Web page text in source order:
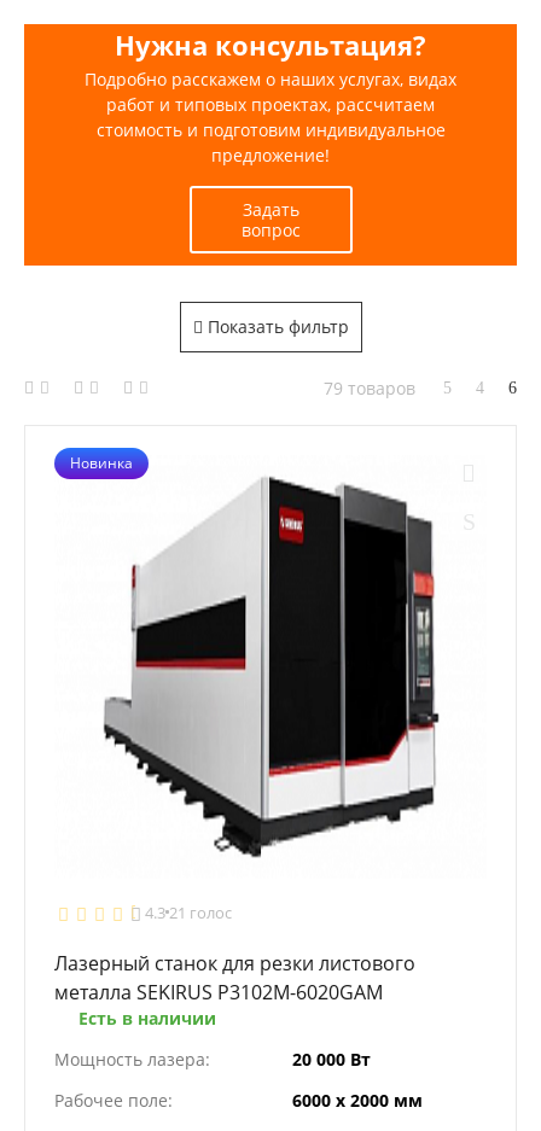
Нужна консультация?
Подробно расскажем о наших услугах, видах
работ и типовых проектах, рассчитаем
стоимость и подготовим индивидуальное
предложение!
Задать
вопрос
Показать фильтр
79 товаров
Новинка
4.321 голос
Лазерный станок для резки листового
металла SEKIRUS P3102M-6020GAM
Есть в наличии
Мощность лазера:
20 000 Вт
Рабочее поле:
6000 х 2000 мм